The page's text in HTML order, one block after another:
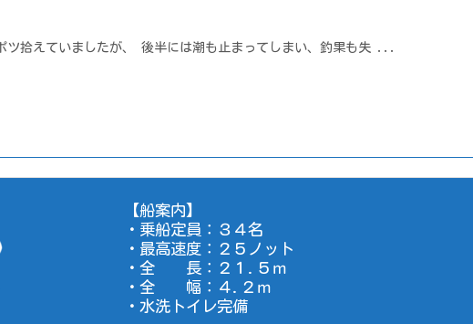
ツ拾えていましたが、 後半には潮も止まってしまい、釣果も失 ...
【船案内】
・乗船定員：３４名
・最高速度：２５ノット
・全 長：２１.５ｍ
・全 幅：４.２ｍ
・水洗トイレ完備